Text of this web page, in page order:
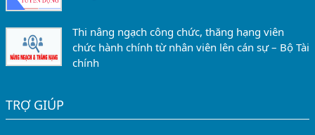
Thi nâng ngạch công chức, thăng hạng viên
chức hành chính từ nhân viên lên cán sự – Bộ Tài
chính
TRỢ GIÚP